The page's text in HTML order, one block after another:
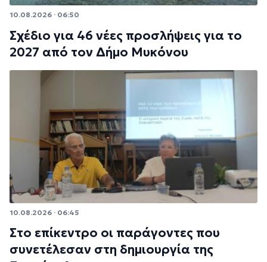
10.08.2026 · 06:50
Σχέδιο για 46 νέες προσλήψεις για το
2027 από τον Δήμο Μυκόνου
10.08.2026 · 06:45
Στο επίκεντρο οι παράγοντες που
συνετέλεσαν στη δημιουργία της